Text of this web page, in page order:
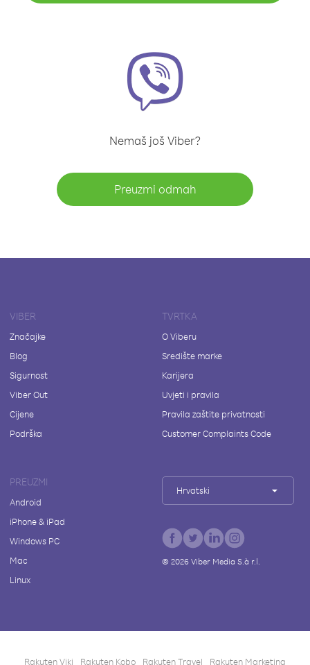
Nemaš još Viber?
Preuzmi odmah
VIBER
Značajke
Blog
Sigurnost
Viber Out
Cijene
Podrška
TVRTKA
O Viberu
Središte marke
Karijera
Uvjeti i pravila
Pravila zaštite privatnosti
Customer Complaints Code
PREUZMI
Android
iPhone & iPad
Windows PC
Mac
Linux
Hrvatski
© 2026Viber Media S.à r.l.
Rakuten Viki Rakuten Kobo Rakuten Travel Rakuten Marketing